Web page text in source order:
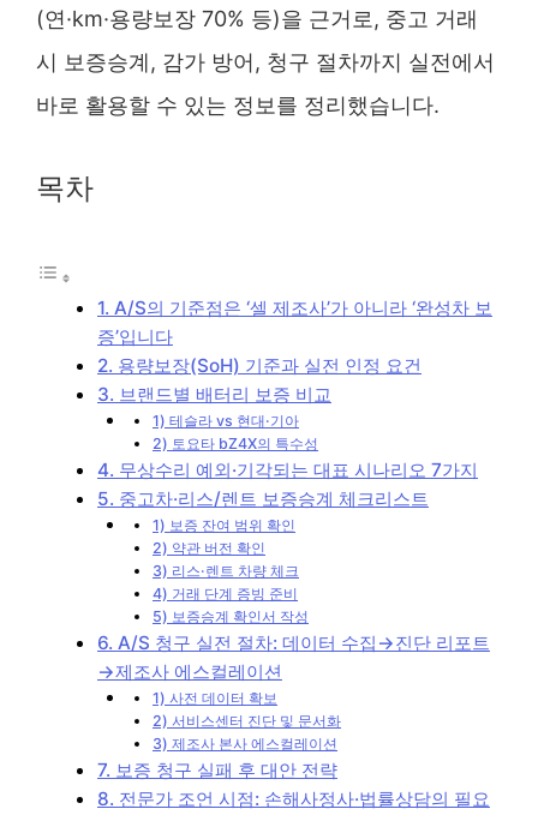
(연·km·용량보장 70% 등)을 근거로, 중고 거래
시 보증승계, 감가 방어, 청구 절차까지 실전에서
바로 활용할 수 있는 정보를 정리했습니다.
목차
1. A/S의 기준점은 ‘셀 제조사’가 아니라 ‘완성차 보
증’입니다
2. 용량보장(SoH) 기준과 실전 인정 요건
3. 브랜드별 배터리 보증 비교
1) 테슬라 vs 현대·기아
2) 토요타 bZ4X의 특수성
4. 무상수리 예외·기각되는 대표 시나리오 7가지
5. 중고차·리스/렌트 보증승계 체크리스트
1) 보증 잔여 범위 확인
2) 약관 버전 확인
3) 리스·렌트 차량 체크
4) 거래 단계 증빙 준비
5) 보증승계 확인서 작성
6. A/S 청구 실전 절차: 데이터 수집→진단 리포트
→제조사 에스컬레이션
1) 사전 데이터 확보
2) 서비스센터 진단 및 문서화
3) 제조사 본사 에스컬레이션
7. 보증 청구 실패 후 대안 전략
8. 전문가 조언 시점: 손해사정사·법률상담의 필요